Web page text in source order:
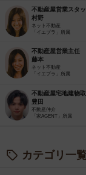
不動産屋営業スタ
村野
ネット不動産
「イエプラ」所属
不動産屋営業主任
藤本
ネット不動産
「イエプラ」所属
不動産屋宅地建物
豊田
不動産仲介
「家AGENT」所属
カテゴリ一